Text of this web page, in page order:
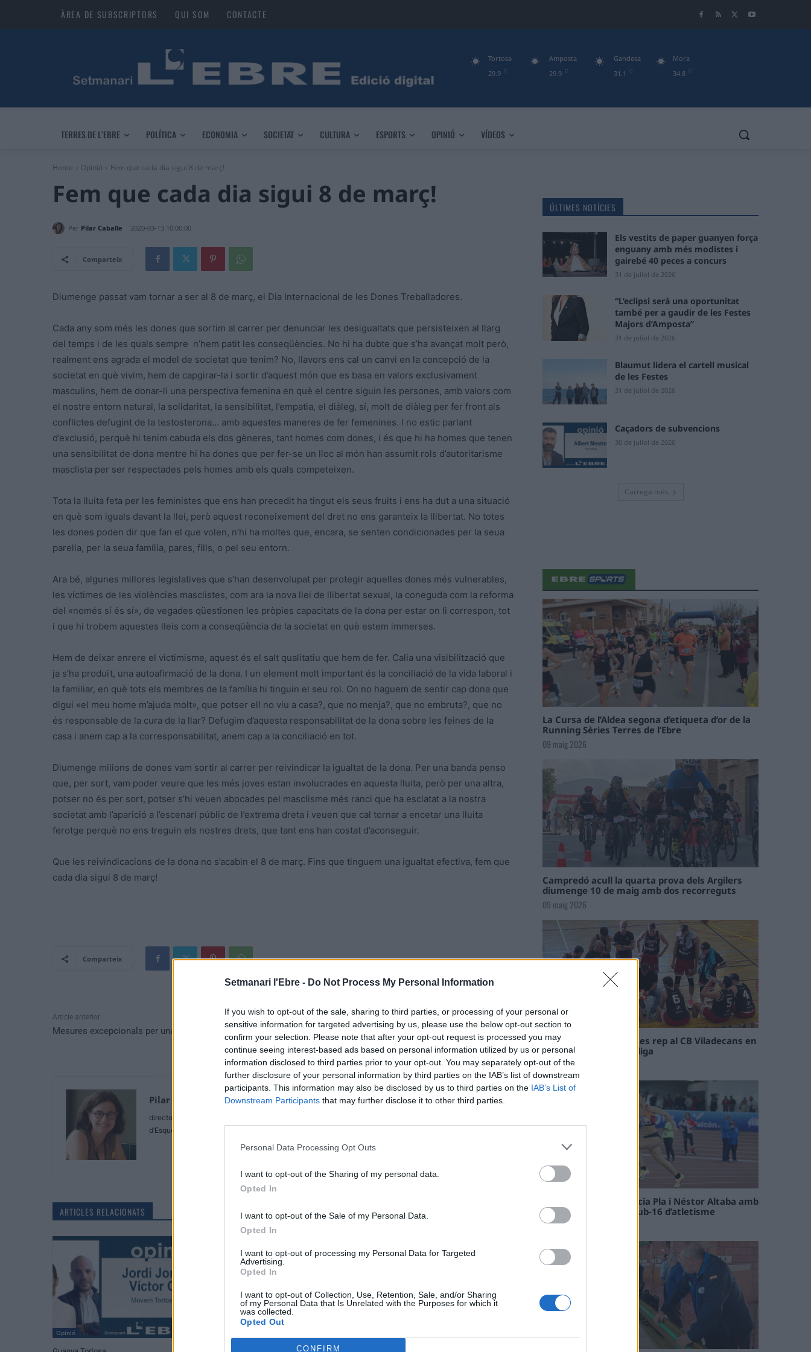
Setmanari l'Ebre - Do Not Process My Personal Information
If you wish to opt-out of the sale, sharing to third parties, or processing of your personal or
sensitive information for targeted advertising by us, please use the below opt-out section to
confirm your selection. Please note that after your opt-out request is processed you may
continue seeing interest-based ads based on personal information utilized by us or personal
information disclosed to third parties prior to your opt-out. You may separately opt-out of the
further disclosure of your personal information by third parties on the IAB’s list of downstream
participants. This information may also be disclosed by us to third parties on the IAB’s List of
Downstream Participants that may further disclose it to other third parties.
Personal Data Processing Opt Outs
I want to opt-out of the Sharing of my personal data.
Opted In
I want to opt-out of the Sale of my Personal Data.
Opted In
I want to opt-out of processing my Personal Data for Targeted
Advertising.
Opted In
I want to opt-out of Collection, Use, Retention, Sale, and/or Sharing
of my Personal Data that Is Unrelated with the Purposes for which it
was collected.
Opted Out
CONFIRM
ÀREA DE SUBSCRIPTORS QUI SOM CONTACTE
29.9 C
Tortosa
29.9 C
Amposta
31.1
C
Gandesa
34.8 C
Mora
TERRES DE L’EBRE POLÍTICA ECONOMIA SOCIETAT CULTURA ESPORTS OPINIÓ VÍDEOS
Home Opinió Fem que cada dia sigui 8 de març!
Fem que cada dia sigui 8 de març!
Per Pilar Caballe 2020-03-13 10:00:00
Comparteix
Diumenge passat vam tornar a ser al 8 de març, el Dia Internacional de les Dones Treballadores.
Cada any som més les dones que sortim al carrer per denunciar les desigualtats que persisteixen al llarg
del temps i de les quals sempre n’hem patit les conseqüències. No hi ha dubte que s’ha avançat molt però,
realment ens agrada el model de societat que tenim? No, llavors ens cal un canvi en la concepció de la
societat en què vivim, hem de capgirar-la i sortir d’aquest món que es basa en valors exclusivament
masculins, hem de donar-li una perspectiva femenina en què el centre siguin les persones, amb valors com
el nostre entorn natural, la solidaritat, la sensibilitat, l’empatia, el diàleg, sí, molt de diàleg per fer front als
conflictes defugint de la testosterona… amb aquestes maneres de fer femenines. I no estic parlant
d’exclusió, perquè hi tenim cabuda els dos gèneres, tant homes com dones, i és que hi ha homes que tenen
una sensibilitat de dona mentre hi ha dones que per fer-se un lloc al món han assumit rols d’autoritarisme
masclista per ser respectades pels homes amb els quals competeixen.
Tota la lluita feta per les feministes que ens han precedit ha tingut els seus fruits i ens ha dut a una situació
en què som iguals davant la llei, però aquest reconeixement del dret no ens garanteix la llibertat. No totes
les dones poden dir que fan el que volen, n’hi ha moltes que, encara, se senten condicionades per la seua
parella, per la seua família, pares, fills, o pel seu entorn.
Ara bé, algunes millores legislatives que s’han desenvolupat per protegir aquelles dones més vulnerables,
les víctimes de les violències masclistes, com ara la nova llei de llibertat sexual, la coneguda com la reforma
del «només sí és sí», de vegades qüestionen les pròpies capacitats de la dona per estar on li correspon, tot
i que hi trobem aquestes lleis com a conseqüència de la societat en què estem immerses.
Hem de deixar enrere el victimisme, aquest és el salt qualitatiu que hem de fer. Calia una visibilització que
ja s’ha produït, una autoafirmació de la dona. I un element molt important és la conciliació de la vida laboral i
la familiar, en què tots els membres de la família hi tinguin el seu rol. On no haguem de sentir cap dona que
digui «el meu home m’ajuda molt», que potser ell no viu a casa?, que no menja?, que no embruta?, que no
és responsable de la cura de la llar? Defugim d’aquesta responsabilitat de la dona sobre les feines de la
casa i anem cap a la corresponsabilitat, anem cap a la conciliació en tot.
Diumenge milions de dones vam sortir al carrer per reivindicar la igualtat de la dona. Per una banda penso
que, per sort, vam poder veure que les més joves estan involucrades en aquesta lluita, però per una altra,
potser no és per sort, potser s’hi veuen abocades pel masclisme més ranci que ha esclatat a la nostra
societat amb l’aparició a l’escenari públic de l’extrema dreta i veuen que cal tornar a encetar una lluita
ferotge perquè no ens treguin els nostres drets, que tant ens han costat d’aconseguir.
Que les reivindicacions de la dona no s’acabin el 8 de març. Fins que tinguem una igualtat efectiva, fem que
cada dia sigui 8 de març!
Comparteix
Article anterior
Mesures excepcionals per una pandèmia mundial
Article següent
La colla castellera i Golafre, les primeres entitats a
instal·lar-se a les naus d’Indo
Pilar Caballe
directora dels Serveis Territorials de la Presidència a les Terres de l’Ebre i regidora del grup municipal
d’Esquerra Tortosa
ARTICLES RELACIONATS
Opinió
ÚLTIMES NOTÍCIES
Els vestits de paper guanyen força
enguany amb més modistes i
gairebé 40 peces a concurs
31 de juliol de 2026
“L’eclipsi serà una oportunitat
també per a gaudir de les Festes
Majors d’Amposta”
31 de juliol de 2026
Blaumut lidera el cartell musical
de les Festes
31 de juliol de 2026
Caçadors de subvencions
30 de juliol de 2026
Carrega més
La Cursa de l’Aldea segona d’etiqueta d’or de la
Running Sèries Terres de l’Ebre
09 maig 2026
Campredó acull la quarta prova dels Argilers
diumenge 10 de maig amb dos recorreguts
09 maig 2026
El Cantaires amb baixes rep al CB Viladecans en
el tram decisiu de la lliga
09 maig 2026
Paula Sintorres, Patrícia Pla i Néstor Altaba amb
la selecció catalana sub-16 d’atletisme
08 maig 2026